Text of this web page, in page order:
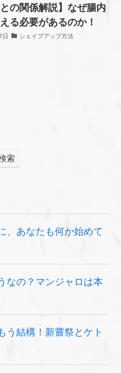
との関係解説】なぜ腸内
る必要があるのか！
日 シェイプアップ方法
索
、あなたも何か始めて
なの？マンジャロは本
う結構！新嘗祭とケト